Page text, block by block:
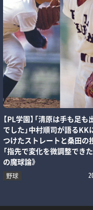
【PL学園】「清原は手も足も
でした」中村順司が語るKK
つけたストレートと桑田の
「指先で変化を微調整できた
の魔球論》
野球